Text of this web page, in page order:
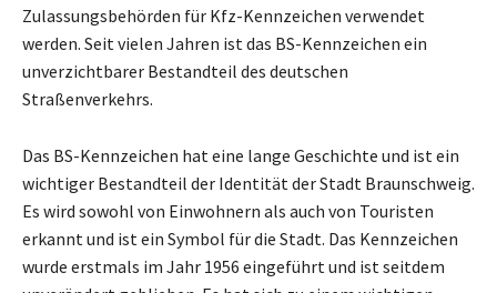
Zulassungsbehörden für Kfz-Kennzeichen verwendet
werden. Seit vielen Jahren ist das BS-Kennzeichen ein
unverzichtbarer Bestandteil des deutschen
Straßenverkehrs.
Das BS-Kennzeichen hat eine lange Geschichte und ist ein
wichtiger Bestandteil der Identität der Stadt Braunschweig.
Es wird sowohl von Einwohnern als auch von Touristen
erkannt und ist ein Symbol für die Stadt. Das Kennzeichen
wurde erstmals im Jahr 1956 eingeführt und ist seitdem